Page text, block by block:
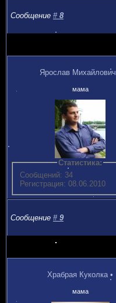
Сообщение # 8
Ярослав Михайлович
мама
Статистика:
Сообщений: 34
Регистрация: 08.06.2010
Сообщение # 9
Храбрая Куколка •
мама